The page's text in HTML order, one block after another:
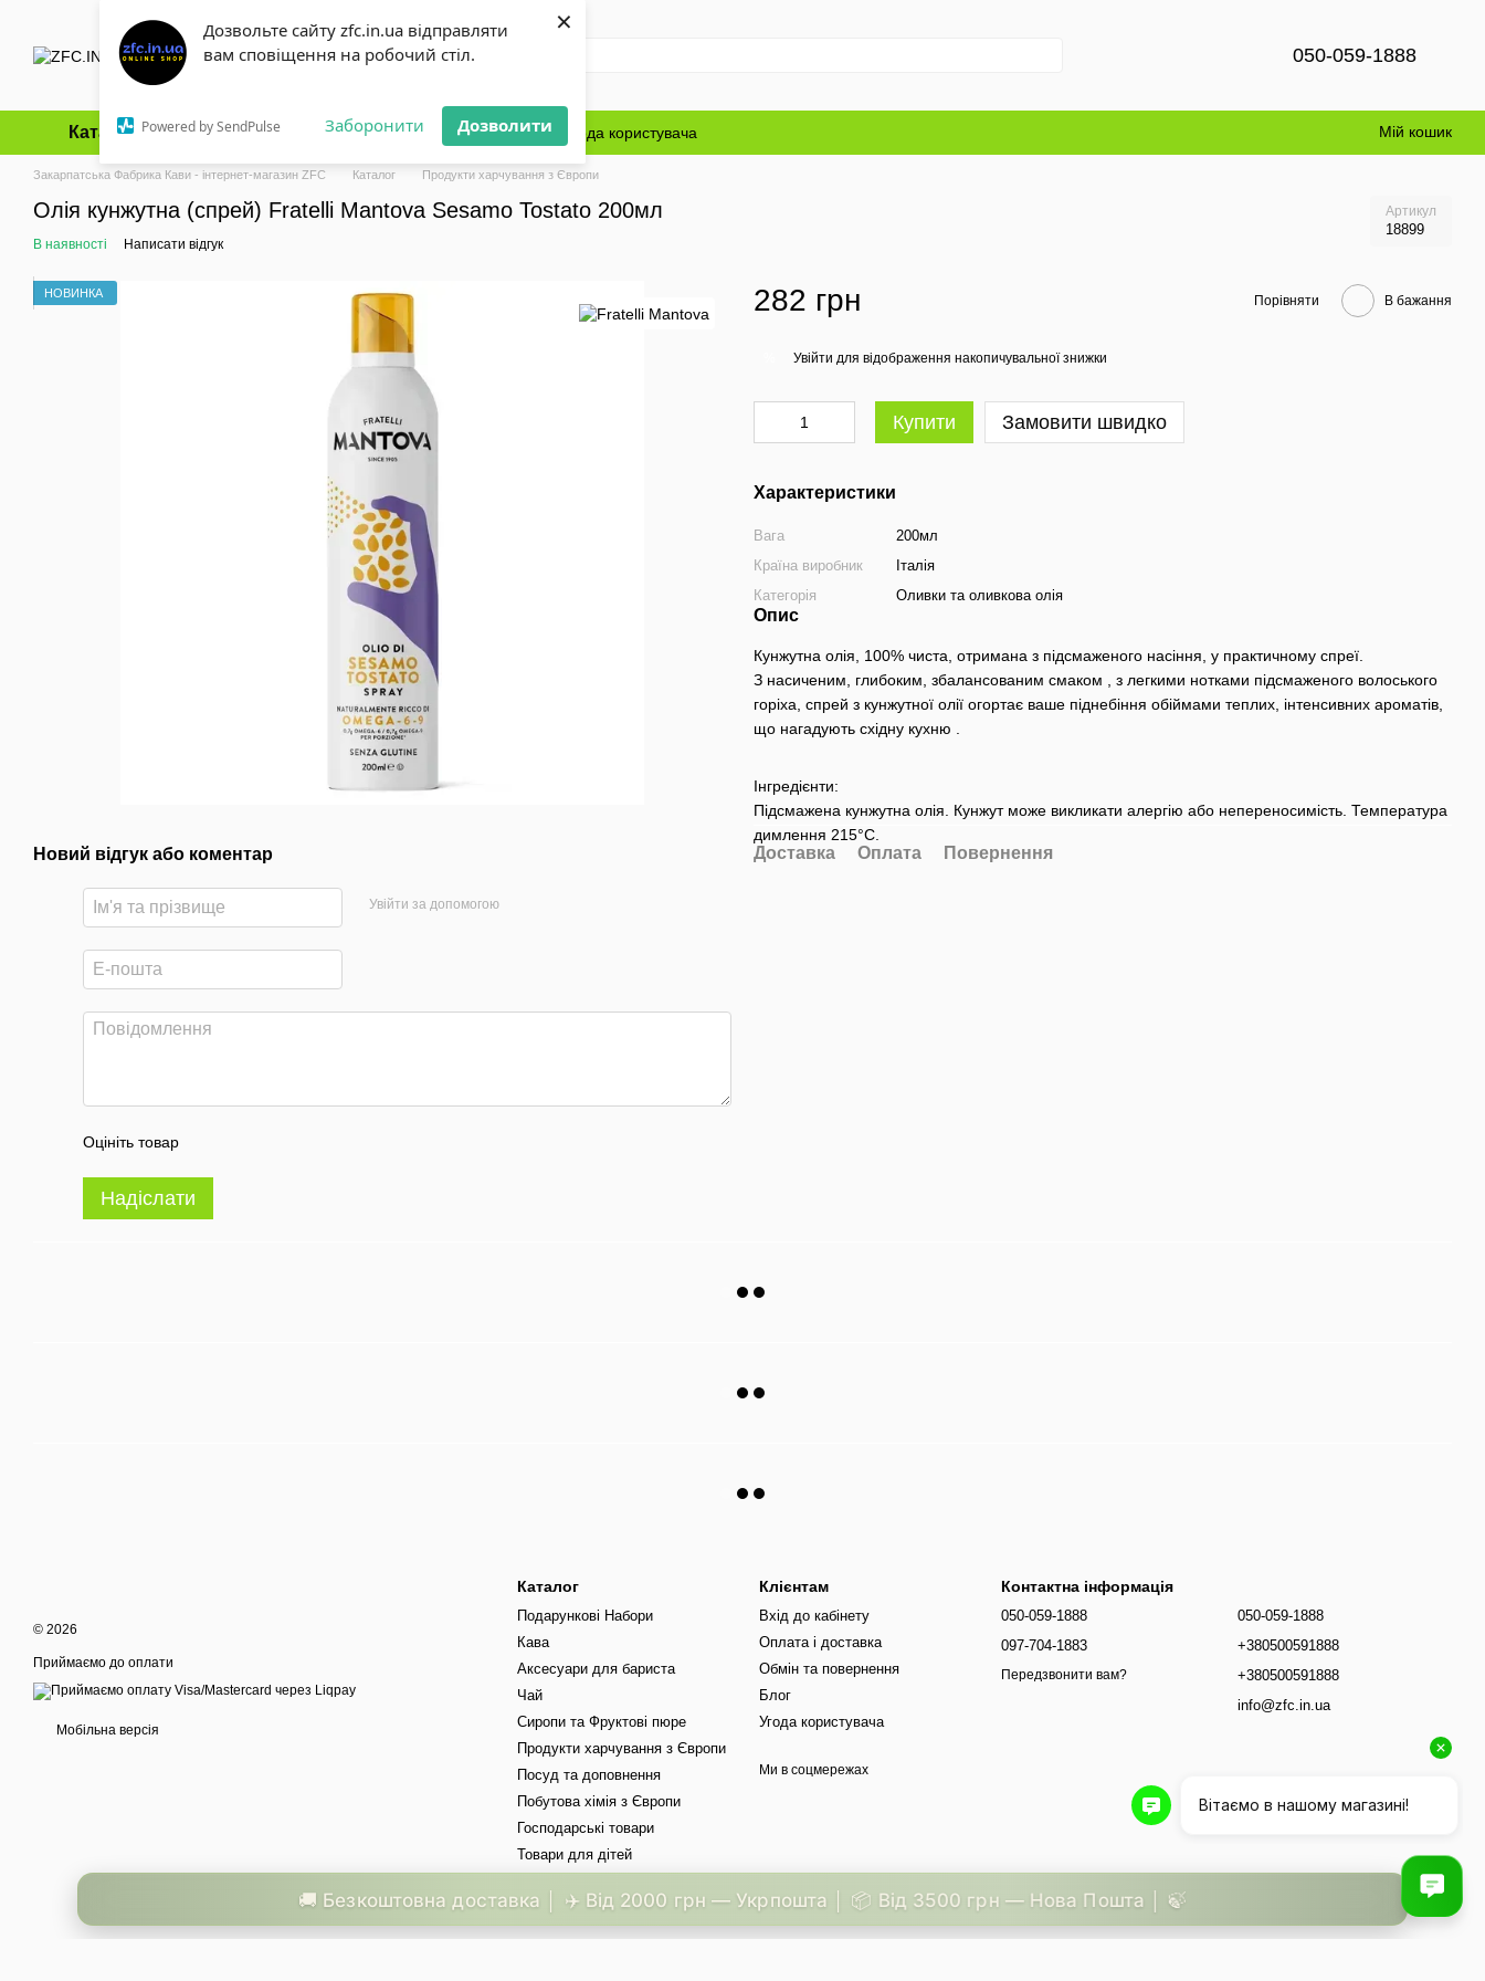
Дозвольте сайту zfc.in.ua відправляти
вам сповіщення на робочий стіл.
Powered by SendPulse Заборонити Дозволити
×
Перейти до основного контенту
050-059-1888
Каталог Оплата і доставка Обмін та повернення Блог Угода користувача Мій кошик
Закарпатська Фабрика Кави - інтернет-магазин ZFC Каталог Продукти харчування з Європи
Олія кунжутна (спрей) Fratelli Mantova Sesamo Tostato 200мл Артикул
18899
В наявності Написати відгук
НОВИНКА
Новий відгук або коментар
Увійти за допомогою
Оцініть товар
Надіслати
282 грн Порівняти В бажання
Увійти для відображення накопичувальної знижки
Купити Замовити швидко
Характеристики
Вага
200мл
Країна виробник
Італія
Категорія
Оливки та оливкова олія
Опис
Кунжутна олія, 100% чиста, отримана з підсмаженого насіння, у практичному спреї.
З насиченим, глибоким, збалансованим смаком , з легкими нотками підсмаженого волоського
горіха, спрей з кунжутної олії огортає ваше піднебіння обіймами теплих, інтенсивних ароматів,
що нагадують східну кухню .
Інгредієнти:
Підсмажена кунжутна олія. Кунжут може викликати алергію або непереносимість. Температура
димлення 215°C.
Доставка Оплата Повернення
© 2026
Приймаємо до оплати
Мобільна версія
Каталог
Подарункові Набори
Кава
Аксесуари для бариста
Чай
Сиропи та Фруктові пюре
Продукти харчування з Європи
Посуд та доповнення
Побутова хімія з Європи
Господарські товари
Товари для дітей
Клієнтам
Вхід до кабінету
Оплата і доставка
Обмін та повернення
Блог
Угода користувача
Ми в соцмережах
Контактна інформація
050-059-1888
097-704-1883
Передзвонити вам?
050-059-1888
+380500591888
+380500591888
info@zfc.in.ua